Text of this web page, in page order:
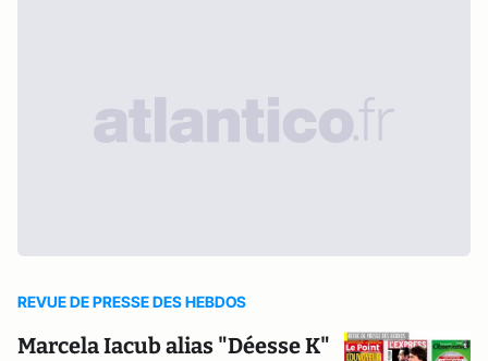
REVUE DE PRESSE DES HEBDOS
Marcela Iacub alias "Déesse K"